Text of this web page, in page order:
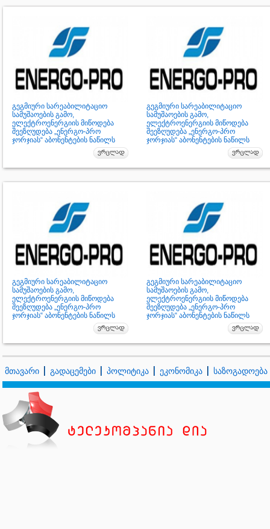
გეგმიური სარეაბილიტაციო
სამუშაოების გამო,
ელექტროენერგიის მიწოდება
შეეზღუდება „ენერგო-პრო
ჯორჯიას“ აბონენტების ნაწილს
გეგმიური სარეაბილიტაციო
სამუშაოების გამო,
ელექტროენერგიის მიწოდება
შეეზღუდება „ენერგო-პრო
ჯორჯიას“ აბონენტების ნაწილს
გეგმიური სარეაბილიტაციო
სამუშაოების გამო,
ელექტროენერგიის მიწოდება
შეეზღუდება „ენერგო-პრო
ჯორჯიას“ აბონენტების ნაწილს
გეგმიური სარეაბილიტაციო
სამუშაოების გამო,
ელექტროენერგიის მიწოდება
შეეზღუდება „ენერგო-პრო
ჯორჯიას“ აბონენტების ნაწილს
მთავარი გადაცემები პოლიტიკა ეკონომიკა საზოგადოება